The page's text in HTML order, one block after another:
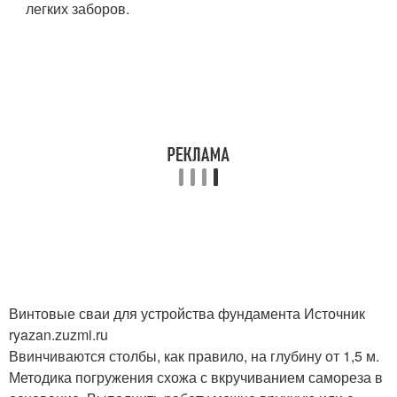
легких заборов.
Винтовые сваи для устройства фундамента Источник
ryazan.zuzmi.ru
Ввинчиваются столбы, как правило, на глубину от 1,5 м.
Методика погружения схожа с вкручиванием самореза в